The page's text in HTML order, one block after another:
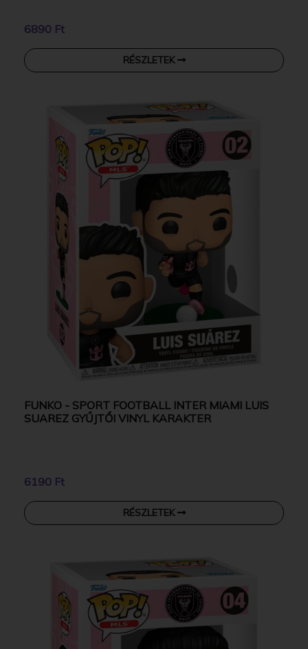
6890 Ft
RÉSZLETEK
FUNKO - SPORT FOOTBALL INTER MIAMI LUIS
SUAREZ GYŰJTŐI VINYL KARAKTER
6190 Ft
RÉSZLETEK